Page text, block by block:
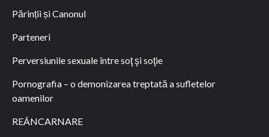
Părinții și Canonul
Parteneri
Perversiunile sexuale între soţ şi soţie
Pornografia – o demonizarea treptată a sufletelor
oamenilor
REÂNCARNARE